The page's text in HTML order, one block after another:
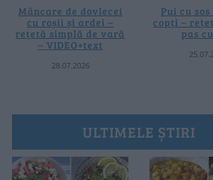
Mâncare de dovlecei
cu roșii și ardei –
rețetă simplă de vară
– VIDEO+text
28.07.2026
Pui cu
copți –
pas
ULTIMELE ȘTIRI